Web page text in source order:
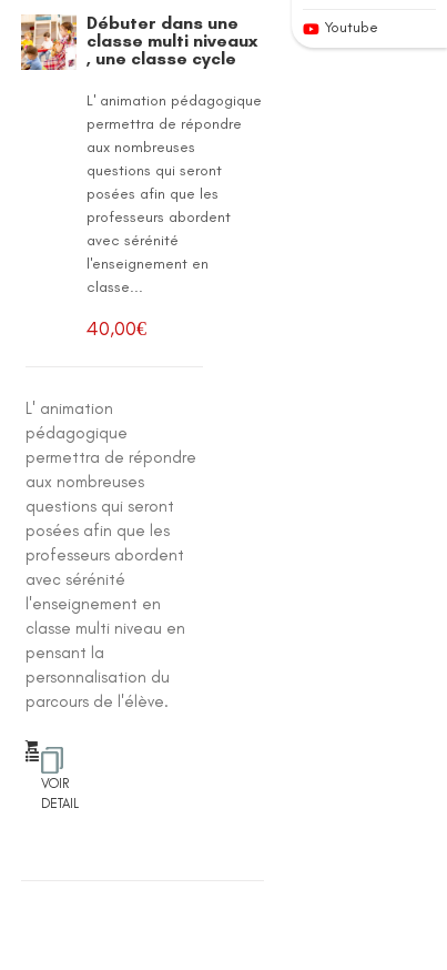
Youtube
Débuter dans une
classe multi niveaux
, une classe cycle
L' animation pédagogique
permettra de répondre
aux nombreuses
questions qui seront
posées afin que les
professeurs abordent
avec sérénité
l'enseignement en
classe...
40,00€
L' animation
pédagogique
permettra de répondre
aux nombreuses
questions qui seront
posées afin que les
professeurs abordent
avec sérénité
l'enseignement en
classe multi niveau en
pensant la
personnalisation du
parcours de l'élève.
VOIR
DETAIL